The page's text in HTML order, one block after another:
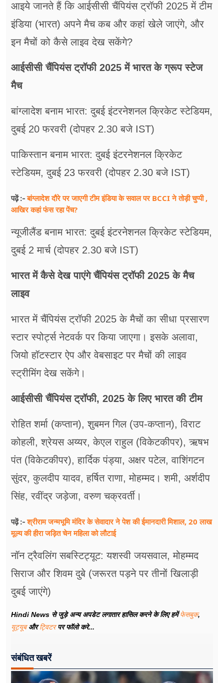
आइये जानते हैं कि आईसीसी चैंपियंस ट्रॉफी 2025 में टीम
इंडिया (भारत) अपने मैच कब और कहां खेले जाएंगे, और
इन मैचों को कैसे लाइव देख सकेंगे?
आईसीसी चैंपियंस ट्रॉफी 2025 में भारत के ग्रूप स्टेज
मैच
बांग्लादेश बनाम भारत: दुबई इंटरनेशनल क्रिकेट स्टेडियम,
दुबई 20 फरवरी (दोपहर 2.30 बजे IST)
पाकिस्तान बनाम भारत: दुबई इंटरनेशनल क्रिकेट
स्टेडियम, दुबई 23 फरवरी (दोपहर 2.30 बजे IST)
पढ़ें :-बांग्लादेश दौरे पर जाएगी टीम इंडिया के सवाल पर BCCI ने तोड़ी चुप्पी ,
आखिर कहां फंस रहा पेंच?
न्यूजीलैंड बनाम भारत: दुबई इंटरनेशनल क्रिकेट स्टेडियम,
दुबई 2 मार्च (दोपहर 2.30 बजे IST)
भारत में कैसे देख पाएंगे चैंपियंस ट्रॉफी 2025 के मैच
लाइव
भारत में चैंपियंस ट्रॉफी 2025 के मैचों का सीधा प्रसारण
स्टार स्पोर्ट्स नेटवर्क पर किया जाएगा। इसके अलावा,
जियो हॉटस्टार ऐप और वेबसाइट पर मैचों की लाइव
स्ट्रीमिंग देख सकेंगे।
आईसीसी चैंपियंस ट्रॉफी, 2025 के लिए भारत की टीम
रोहित शर्मा (कप्तान), शुबमन गिल (उप-कप्तान), विराट
कोहली, श्रेयस अय्यर, केएल राहुल (विकेटकीपर), ऋषभ
पंत (विकेटकीपर), हार्दिक पंड्या, अक्षर पटेल, वाशिंगटन
सुंदर, कुलदीप यादव, हर्षित राणा, मोहम्मद। शमी, अर्शदीप
सिंह, रवींद्र जड़ेजा, वरुण चक्रवर्ती।
पढ़ें :-श्रीराम जन्मभूमि मंदिर के सेवादार ने पेश की ईमानदारी मिशाल, 20 लाख
मूल्य की हीरा जड़ित चेन महिला को लौटाई
नॉन ट्रैवलिंग सबस्टिट्यूट: यशस्वी जयसवाल, मोहम्मद
सिराज और शिवम दुबे (जरूरत पड़ने पर तीनों खिलाड़ी
दुबई जाएंगे)
Hindi News से जुड़े अन्य अपडेट लगातार हासिल करने के लिए हमेंफेसबुक,
यूट्यूबऔरट्विटरपर फॉलो करे...
संबंधित खबरें